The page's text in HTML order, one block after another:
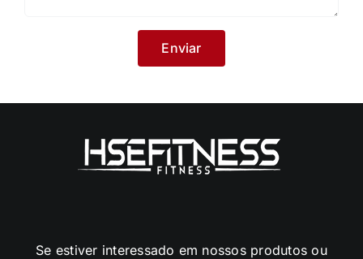
Se estiver interessado em nossos produtos ou